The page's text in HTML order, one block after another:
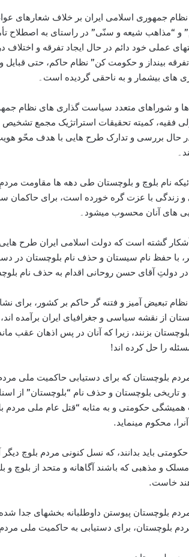
جمهوری اسلامی ايران بر خلاف شعارهای
و “مذاهب شيعه و سنّی” در راستای به اصطلاح
عملی خود دائم در حال ايجاد تفرقه و
بينداز و حکومت کن” نظام حاکم، حتی قبايل
های بيشمار و به ناحقی گرديده است۔
و شوراهای متعدد سیاست گذاری های نظام
فقيه، کميته تحقیقات استراتژیک مجمع
حال بررسی و تدارک طرح هايی با هدف محّو
نام بلوچ و بلوچستان طی دهه ها مقاومت
و زندگی با عزت گره خورده است، برای حاکمان
های آنان محسوب میشود۔
آشکار گشته است که دولت اسلامی ايران طرح
با حفظ نام سيستان و حذف نام بلوچستان در
دولتِ آقای حسن روحانی اقدام به حذف نام
تبعيض آمیز و فتنه گر حاکم بر کشور، برای
از نقشه سیاسی و جغرافیای ایران برآمده
بزنند، زيرا که آنان در پس اذهان عقب
را حل کرده اند!
بلوچستان که برای دستیابی حاکمیت ملی مردم
تاريخی بلوچستان و حذف نام “بلوچستان” از
حکومتی و به مثابه “قتل عام ملی مردم
محکوم مينمايد.
بايد بدانند، که نسل کنونی مردم بلوچ
و مذهبی که باشند آگاهانه و متحد از بلوچ و
خاست.
بلوچستان پیوستن داوطلبانه بخشهای جدا
بلوچستان، برای دستیابی به حاکمیت ملی